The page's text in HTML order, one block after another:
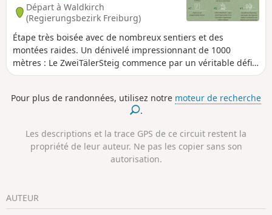
Départ à Waldkirch
(Regierungsbezirk Freiburg)
Étape très boisée avec de nombreux sentiers et des
montées raides. Un dénivelé impressionnant de 1000
mètres : Le ZweiTälerSteig commence par un véritable défi.
Depuis la petite ville médiévale de Waldkirch, il faut passer
point culminant du Zweitälersteig. Mais même si la montée
est parfois raide : le sommet peut s'atteindre rapidement.
Pour plus de randonnées, utilisez notre moteur de recherche
.
Les descriptions et la trace GPS de ce circuit restent la
propriété de leur auteur. Ne pas les copier sans son
autorisation.
AUTEUR